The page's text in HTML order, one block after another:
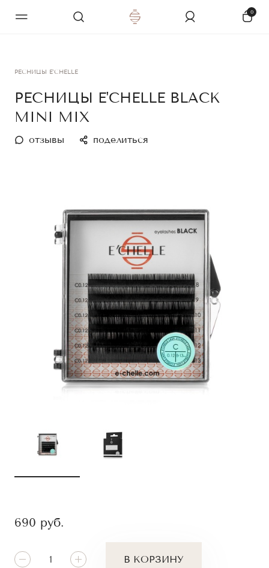
0
РЕСНИЦЫ E'CHELLE
РЕСНИЦЫ E'CHELLE BLACK
MINI MIX
отзывы поделиться
690 руб.
В КОРЗИНУ